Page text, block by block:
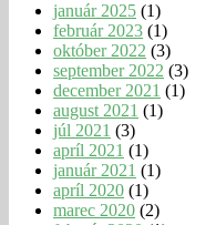
január 2025 (1)
február 2023 (1)
október 2022 (3)
september 2022 (3)
december 2021 (1)
august 2021 (1)
júl 2021 (3)
apríl 2021 (1)
január 2021 (1)
apríl 2020 (1)
marec 2020 (2)